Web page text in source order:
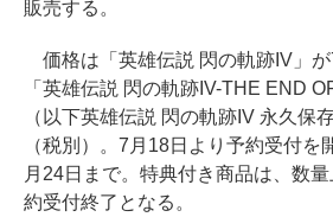
販売する。
価格は「英雄伝説 閃の軌跡IV」が
「英雄伝説 閃の軌跡IV-THE END
（以下英雄伝説 閃の軌跡IV 永久保
（税別）。7月18日より予約受付を
月24日まで。特典付き商品は、数
約受付終了となる。